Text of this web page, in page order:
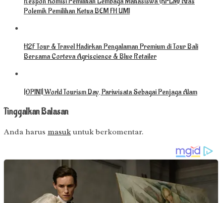
Polemik Pemilihan Ketua BEM FH UMI
H2F Tour & Travel Hadirkan Pengalaman Premium di Tour Bali
Bersama Corteva Agriscience & Blue Retailer
[OPINI] World Tourism Day, Pariwisata Sebagai Penjaga Alam
Tinggalkan Balasan
Anda harus masuk untuk berkomentar.